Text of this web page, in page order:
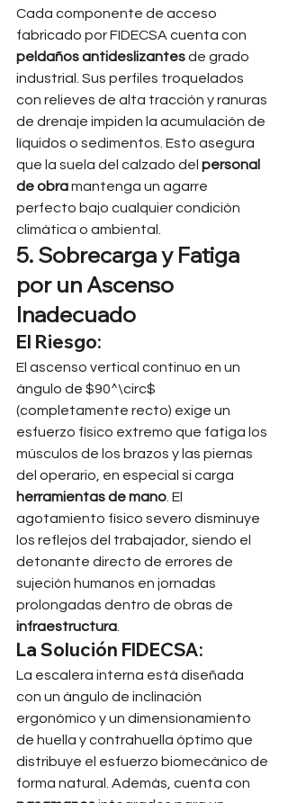
Cada componente de acceso
fabricado por FIDECSA cuenta con
peldaños antideslizantes de grado
industrial. Sus perfiles troquelados
con relieves de alta tracción y ranuras
de drenaje impiden la acumulación de
líquidos o sedimentos. Esto asegura
que la suela del calzado del personal
de obra mantenga un agarre
perfecto bajo cualquier condición
climática o ambiental.
5. Sobrecarga y Fatiga
por un Ascenso
Inadecuado
El Riesgo:
El ascenso vertical continuo en un
ángulo de $90^\circ$
(completamente recto) exige un
esfuerzo físico extremo que fatiga los
músculos de los brazos y las piernas
del operario, en especial si carga
herramientas de mano . El
agotamiento físico severo disminuye
los reflejos del trabajador, siendo el
detonante directo de errores de
sujeción humanos en jornadas
prolongadas dentro de obras de
infraestructura
La Solución FIDECSA:
La escalera interna está diseñada
con un ángulo de inclinación
ergonómico y un dimensionamiento
de huella y contrahuella óptimo que
distribuye el esfuerzo biomecánico de
forma natural. Además, cuenta con